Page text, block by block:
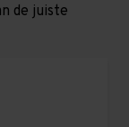
de juiste